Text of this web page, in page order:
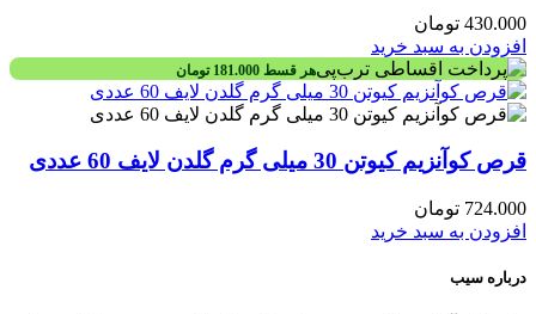
430.000 تومان
افزودن به سبد خرید
هر قسط 181.000 تومان
قرص کوآنزیم کیوتن 30 میلی گرم گلدن لایف 60 عددی
724.000 تومان
افزودن به سبد خرید
درباره سیب